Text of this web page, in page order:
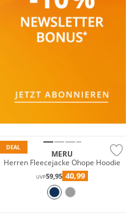
DEAL
MERU
Herren Fleecejacke Ohope Hoodie
UVP59,95 40,99